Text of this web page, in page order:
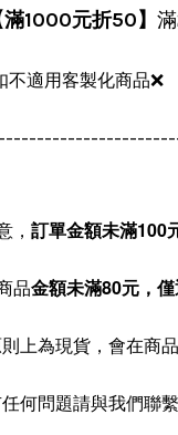
滿1000元折50】
不適用客製化商品❌
， 訂單金額未滿100
品金額未滿80元，
上為現貨，會在商
何問題請與我們聯繫